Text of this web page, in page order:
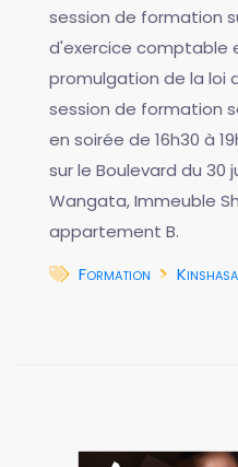
session de formation
d'exercice comptable
promulgation de la loi
session de formation
en soirée de 16h30 à
sur le Boulevard du 30
Wangata, Immeuble
appartement B.
Formation
Kinshasa